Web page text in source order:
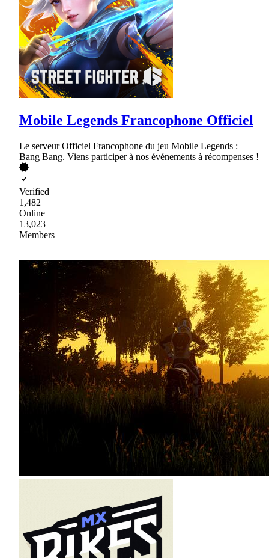
Mobile Legends Francophone Officiel
Le serveur Officiel Francophone du jeu Mobile Legends :
Bang Bang. Viens participer à nos événements à récompenses !
Verified
1,482
Online
13,023
Members